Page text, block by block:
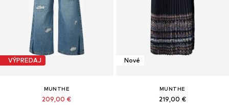
VÝPREDAJ
MUNTHE
209,00 €
Nové
MUNTHE
219,00 €